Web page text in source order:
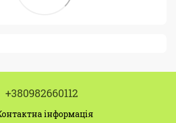
+380982660112
інформація